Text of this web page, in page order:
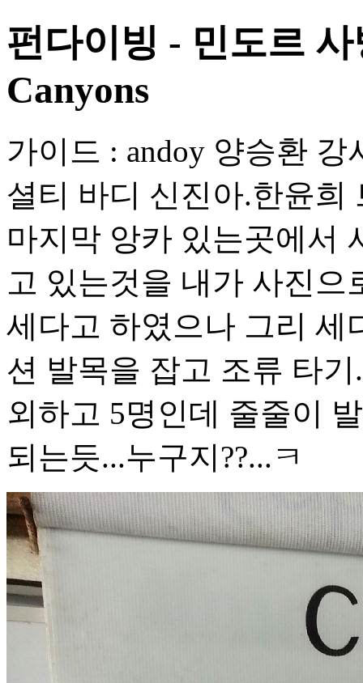
펀다이빙 - 민도르
Canyons
가이드 : andoy 양승환
셜티 바디 신진아.한윤희
마지막 앙카 있는곳에서
고 있는것을 내가 사진으
세다고 하였으나 그리 세
션 발목을 잡고 조류 타
외하고 5명인데 줄줄이
되는듯...누구지??...ㅋ